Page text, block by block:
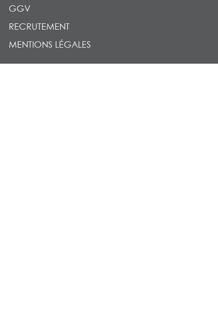
RECRUTEMENT
MENTIONS LÉGALES
GGV